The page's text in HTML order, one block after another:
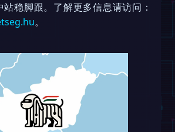
稳脚跟。了解更多信息请访问：
。